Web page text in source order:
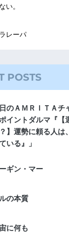
い。
ーパ
POSTS
のＡＭＲＩＴＡチ
イントダルマ『【
】運勢に頼る人は
いる』」
ギン・マー
の本質
に何も